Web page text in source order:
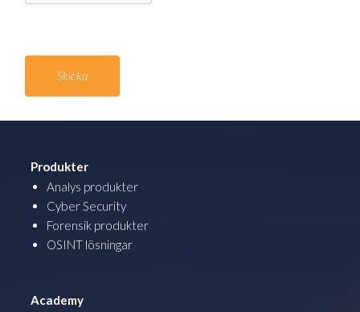
Produkter
Analys produkter
Cyber Security
Forensik produkter
OSINT lösningar
Academy